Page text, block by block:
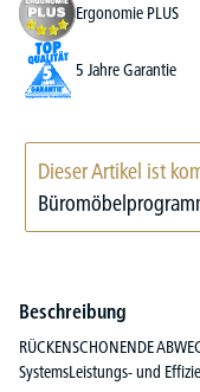
Ergonomie PLUS
5 Jahre Garantie
Dieser Artikel ist
Beschreibung
RÜCKENSCHONENDE
SystemsLeistungs- und